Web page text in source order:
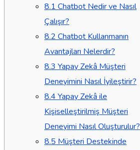
8.1 Chatbot Nedir ve Nasıl
Çalışır?
8.2 Chatbot Kullanmanın
Avantajları Nelerdir?
8.3 Yapay Zekâ Müşteri
Deneyimini Nasıl İyileştirir?
8.4 Yapay Zekâ ile
Kişiselleştirilmiş Müşteri
Deneyimi Nasıl Oluşturulur?
8.5 Müşteri Destekinde